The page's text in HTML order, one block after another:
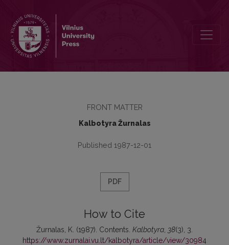
FRONT MATTER
Kalbotyra Žurnalas
Published 1987-12-01
PDF
How to Cite
Žurnalas, K. (1987). Contents. Kalbotyra 38(3), 3.
https://www.zurnalai.vu.lt/kalbotyra/article/view/30984